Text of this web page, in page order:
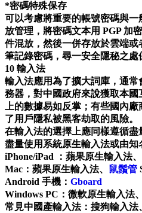
*密碼特殊保存
可以考慮將重要的帳號密碼與
放管理，將密碼文本用 PGP 加
件混放，然後一併存放於雲端
筆記錄密碼，尋一安全隱秘之處
10 輸入法
輸入法應用為了擴大詞庫，通
務器，對中國政府來說獲取本
上的數據易如反掌；有些國內
了用戶隱私被黑客劫取的風險。
在輸入法的選擇上應同樣遵循
盡量使用系統原生輸入法或由知
iPhone/iPad ：蘋果原生輸入法、
Mac：蘋果原生輸入法、 鼠鬚管
Android 手機： Gboard
Windows PC：微軟原生輸入法、
常見中國產輸入法：搜狗輸入